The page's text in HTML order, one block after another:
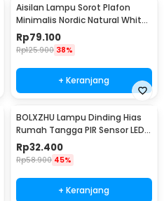
Aisilan Lampu Sorot Plafon
Minimalis Nordic Natural White
4000K 7W - MSD52
Rp79.100
Rp125.900 38%
+ Keranjang
BOLXZHU Lampu Dinding Hias
Rumah Tangga PIR Sensor LED
Warm White 3W - HCGY003
Rp32.400
Rp58.900 45%
+ Keranjang